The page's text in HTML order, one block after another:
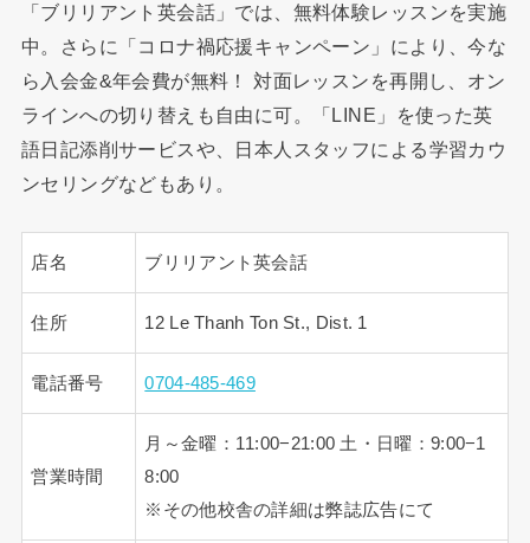
「ブリリアント英会話」では、無料体験レッスンを実施
中。さらに「コロナ禍応援キャンペーン」により、今な
ら入会金&年会費が無料！ 対面レッスンを再開し、オン
ラインへの切り替えも自由に可。「LINE」を使った英
語日記添削サービスや、日本人スタッフによる学習カウ
ンセリングなどもあり。
店名 ブリリアント英会話
住所 12 Le Thanh Ton St., Dist. 1
電話番号 0704-485-469
営業時間
月～金曜：11:00−21:00 土・日曜：9:00−1
8:00
※その他校舎の詳細は弊誌広告にて